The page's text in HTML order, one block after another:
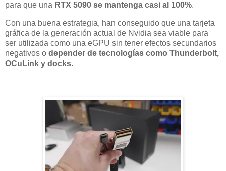
para que una RTX 5090 se mantenga casi al 100%.
Con una buena estrategia, han conseguido que una tarjeta
gráfica de la generación actual de Nvidia sea viable para
ser utilizada como una eGPU sin tener efectos secundarios
negativos o depender de tecnologías como Thunderbolt,
OCuLink y docks.